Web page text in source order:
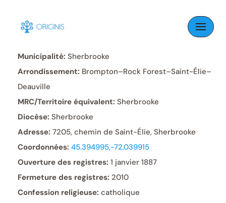
Skip
content
Municipalité: Sherbrooke
Arrondissement: Brompton–Rock Forest–Saint-Élie–
Deauville
MRC/Territoire équivalent: Sherbrooke
Diocèse: Sherbrooke
Adresse: 7205, chemin de Saint-Élie, Sherbrooke
Coordonnées: 45.394995,-72.039915
Ouverture des registres: 1 janvier 1887
Fermeture des registres: 2010
Confession religieuse: catholique